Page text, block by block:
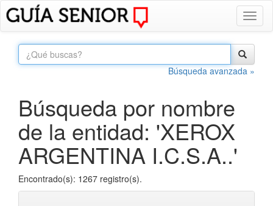
Búsqueda avanzada »
Búsqueda por nombre
de la entidad: 'XEROX
ARGENTINA I.C.S.A..'
Encontrado(s): 1267 registro(s).